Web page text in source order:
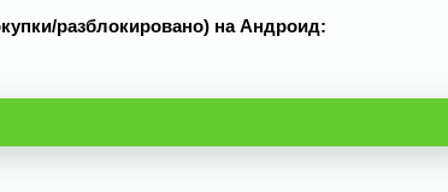
разблокировано) на Андроид: